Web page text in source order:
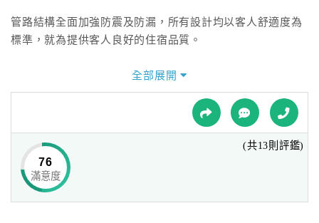
宿
球
網
管路結構全面加強防震及防漏，所有設計均以客人舒適度為
標準，就為提供客人良好的住宿品質。
以客為尊是我們的服務宗旨，希望來入住的旅客都能感受到
我們的用心服務，更希望能有下一次為您服務的機會。
------------------------------------------------------------------------
--------
您知道帥客為什麼選擇紫色做為外觀顏色嗎？
全部展開
76
滿意度
(共13則評鑑)